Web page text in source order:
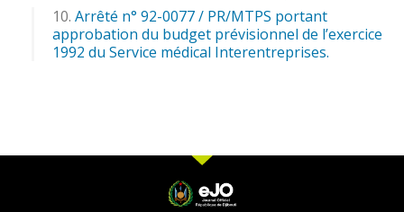
Arrêté n° 92-0077 / PR/MTPS portant
approbation du budget prévisionnel de l’exercice
1992 du Service médical Interentreprises.